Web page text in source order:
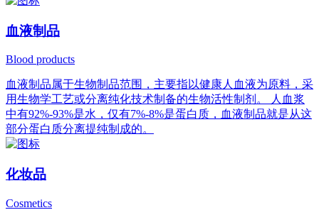
血液制品
Blood products
血液制品属于生物制品范围，主要指以健康人血液为原料，采
用生物学工艺或分离纯化技术制备的生物活性制剂。 人血浆
中有92%-93%是水，仅有7%-8%是蛋白质，血液制品就是从这
部分蛋白质分离提纯制成的。
化妆品
Cosmetics